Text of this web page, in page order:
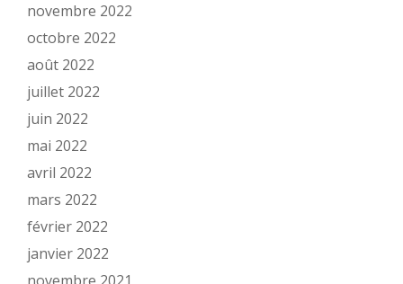
novembre 2022
octobre 2022
août 2022
juillet 2022
juin 2022
mai 2022
avril 2022
mars 2022
février 2022
janvier 2022